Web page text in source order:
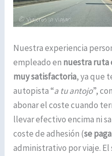
Nuestra experiencia
empleado en nuestra ruta
muy satisfactoria, ya que
autopista “a tu antojo”,
abonar el coste cuando
llevar efectivo encima ni
coste de adhesión (se
administrativo por viaje. El